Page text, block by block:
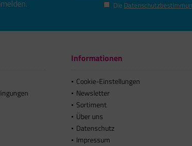
Die
Informationen
Cookie-Einstellungen
Newsletter
Sortiment
Über uns
Datenschutz
Impressum